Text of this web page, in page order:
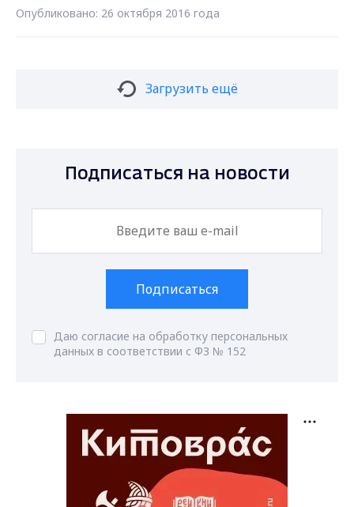
Опубликовано: 26 октября 2016 года
Загрузить ещё
Подписаться на новости
Подписаться
Даю согласие на обработку персональных
данных в соответствии с ФЗ № 152